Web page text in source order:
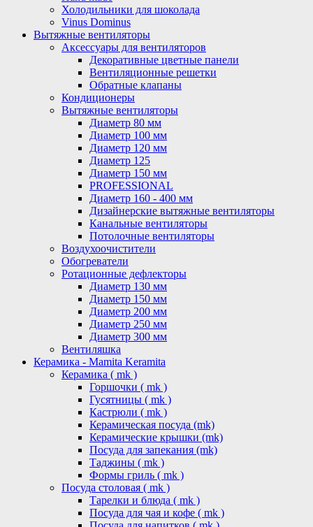
Холодильники для шоколада
Vinus Dominus
Вытяжные вентиляторы
Аксессуары для вентиляторов
Декоративные цветные панели
Вентиляционные решетки
Обратные клапаны
Кондиционеры
Вытяжные вентиляторы
Диаметр 80 мм
Диаметр 100 мм
Диаметр 120 мм
Диаметр 125
Диаметр 150 мм
PROFESSIONAL
Диаметр 160 - 400 мм
Дизайнерские вытяжные вентиляторы
Канальные вентиляторы
Потолочные вентиляторы
Воздухоочистители
Обогреватели
Ротационные дефлекторы
Диаметр 130 мм
Диаметр 150 мм
Диаметр 200 мм
Диаметр 250 мм
Диаметр 300 мм
Вентиляшка
Керамика - Mamita Keramita
Керамика ( mk )
Горшочки ( mk )
Гусятницы ( mk )
Кастрюли ( mk )
Керамическая посуда (mk)
Керамические крышки (mk)
Посуда для запекания (mk)
Таджины ( mk )
Формы гриль ( mk )
Посуда столовая ( mk )
Тарелки и блюда ( mk )
Посуда для чая и кофе ( mk )